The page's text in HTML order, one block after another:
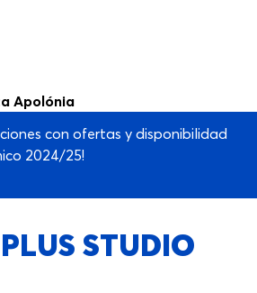
STUDIO
Apolónia
con ofertas y disponibilidad
2024/25!